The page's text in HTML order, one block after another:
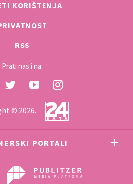
KORIŠTENJA
RSS
Prati nas i na:
© 2026.
PORTALI